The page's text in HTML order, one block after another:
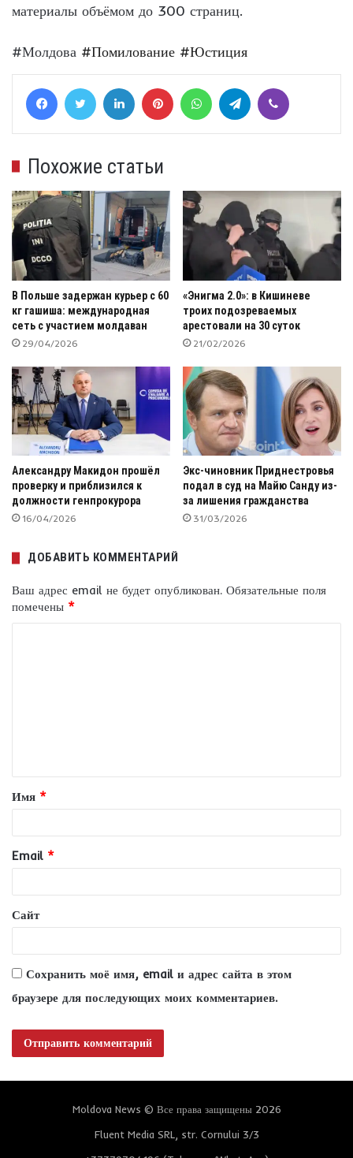
материалы объёмом до 300 страниц.
#Молдова #Помилование #Юстиция
FacebookTwitter LinkedIn Pinterest WhatsAppTelegram
Похожие статьи
В Польше задержан курьер с 60
кг гашиша: международная
сеть с участием молдаван
29/04/2026
«Энигма 2.0»: в Кишиневе
троих подозреваемых
арестовали на 30 суток
21/02/2026
Александру Макидон прошёл
проверку и приблизился к
должности генпрокурора
16/04/2026
Экс-чиновник Приднестровья
подал в суд на Майю Санду из-
за лишения гражданства
31/03/2026
ДОБАВИТЬ КОММЕНТАРИЙ
Ваш адрес email не будет опубликован. Обязательные поля
помечены *
т
а
и
й
*
Имя *
Email *
Сайт
Сохранить моё имя, email и адрес сайта в этом
браузере для последующих моих комментариев.
Moldova News © Все права защищены 2026
Fluent Media SRL, str. Cornului 3/3